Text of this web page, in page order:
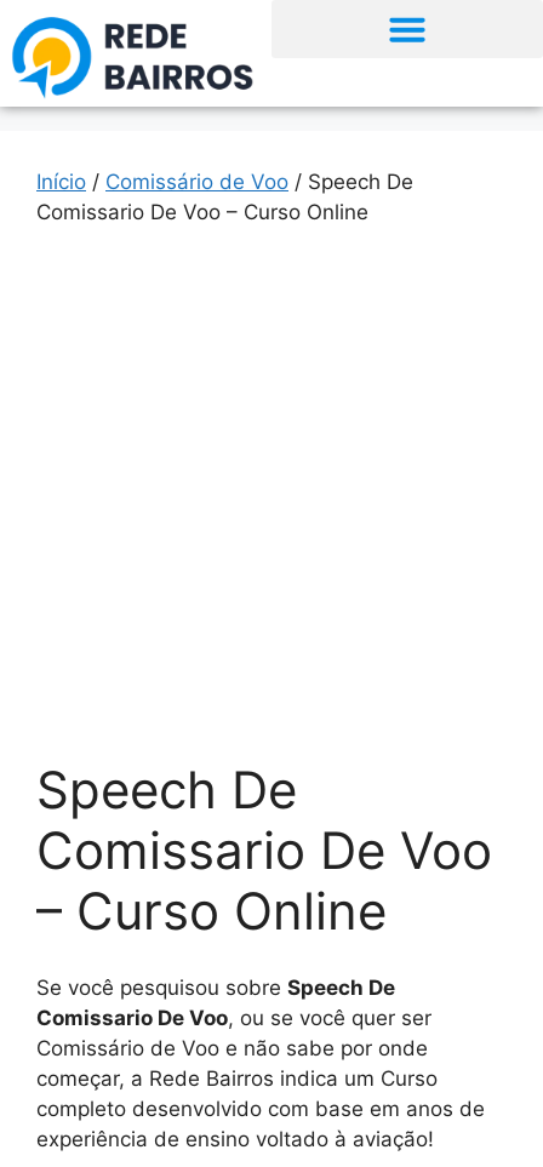
Início / Comissário de Voo / Speech De
Comissario De Voo – Curso Online
Speech De
Comissario De Voo
– Curso Online
Se você pesquisou sobre Speech De
Comissario De Voo, ou se você quer ser
Comissário de Voo e não sabe por onde
começar, a Rede Bairros indica um Curso
completo desenvolvido com base em anos de
experiência de ensino voltado à aviação!